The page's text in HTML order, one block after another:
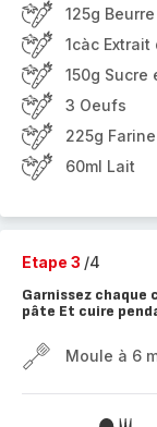
125g
1càc
150g Sucre
3 Oeufs
225g
60ml Lait
Etape 3 /4
Garnissez chaque
pâte Et cuire
Moule à 6